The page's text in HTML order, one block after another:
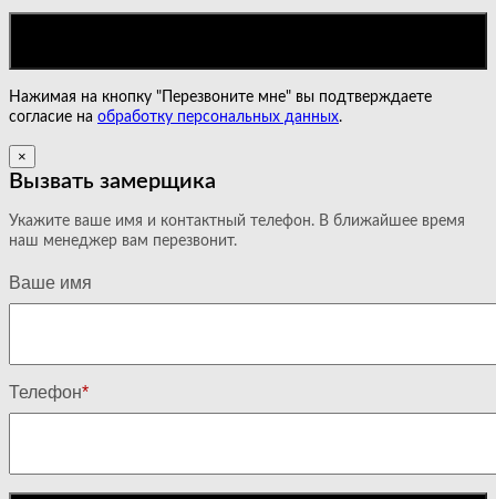
Нажимая на кнопку "Перезвоните мне" вы подтверждаете
согласие на обработку персональных данных.
×
Вызвать замерщика
Укажите ваше имя и контактный телефон. В ближайшее время
наш менеджер вам перезвонит.
Ваше имя
Телефон*